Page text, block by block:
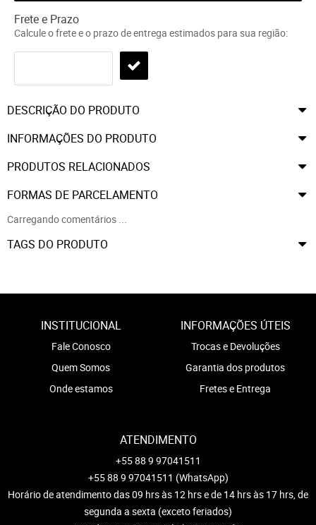
Frete e Prazo
Calcule o frete e o prazo de entrega estimados para sua região:
DESCRIÇÃO DO PRODUTO
INFORMAÇÕES DO PRODUTO
PRODUTOS RELACIONADOS
FORMAS DE PARCELAMENTO
Carregando comentários ...
TAGS DO PRODUTO
INSTITUCIONAL
Fale Conosco
Quem Somos
Onde estamos
INFORMAÇÕES ÚTEIS
Trocas e Devoluções
Garantia dos produtos
Fretes e Entrega
ATENDIMENTO
+55 88 9 97041511
+55 88 9 97041511 (WhatsApp)
Horário de atendimento das 09 hrs às 12 hrs e de 14 hrs às 17 hrs, de
segunda a sexta (exceto feriados)